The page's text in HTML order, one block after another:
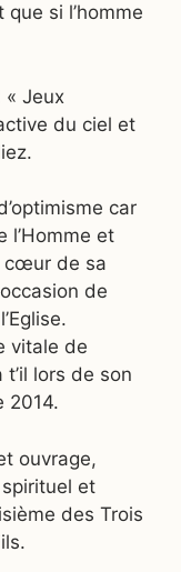
que si l’homme
Jeux
du ciel et
car
l’Homme et
cœur de sa
de
vitale de
lors de son
2014.
ouvrage,
et
des Trois